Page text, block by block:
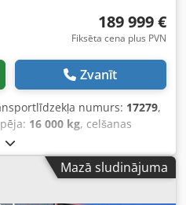
189 999 €
Fiksēta cena plus PVN
Zvanīt
numurs: 17279,
16 000 kg, celšanas
pacelšana:
veids:dīzeļdegviela,
, būvniecības augstums:
Mazā sludinājuma